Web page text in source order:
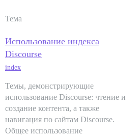
Тема
Использование индекса
Discourse
index
Темы, демонстрирующие
использование Discourse: чтение и
создание контента, а также
навигация по сайтам Discourse.
Общее использование